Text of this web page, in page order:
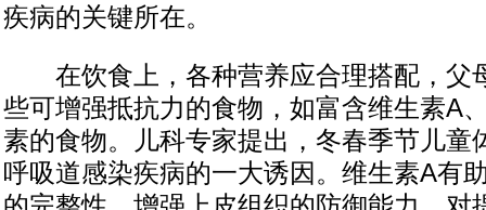
疾病的关键所在。
在饮食上，各种营养应合理搭配，父
些可增强抵抗力的食物，如富含维生素A
素的食物。儿科专家提出，冬春季节儿童
呼吸道感染疾病的一大诱因。维生素A有